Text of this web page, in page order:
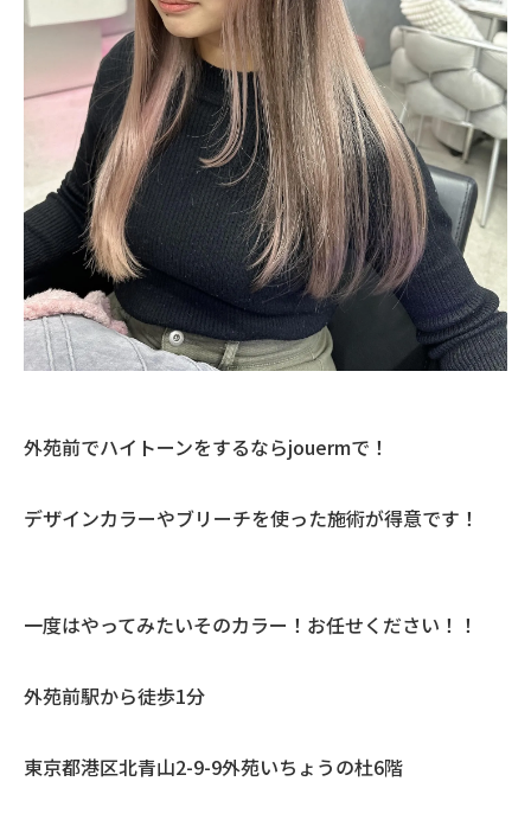
外苑前でハイトーンをするならjouermで！
デザインカラーやブリーチを使った施術が得意です！
一度はやってみたいそのカラー！お任せください！！
外苑前駅から徒歩1分
東京都港区北青山2-9-9外苑いちょうの杜6階